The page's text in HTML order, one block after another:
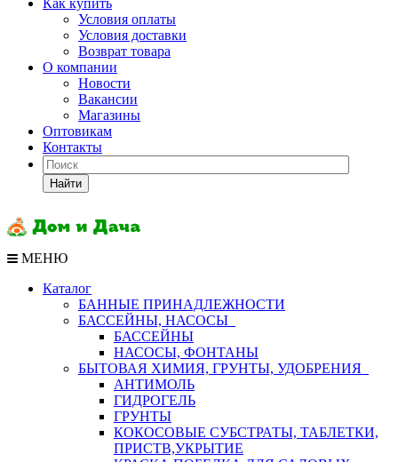
Как купить
Условия оплаты
Условия доставки
Возврат товара
О компании
Новости
Вакансии
Магазины
Оптовикам
Контакты
Найти
МЕНЮ
Каталог
БАННЫЕ ПРИНАДЛЕЖНОСТИ
БАССЕЙНЫ, НАСОСЫ
БАССЕЙНЫ
НАСОСЫ, ФОНТАНЫ
БЫТОВАЯ ХИМИЯ, ГРУНТЫ, УДОБРЕНИЯ
АНТИМОЛЬ
ГИДРОГЕЛЬ
ГРУНТЫ
КОКОСОВЫЕ СУБСТРАТЫ, ТАБЛЕТКИ,
ПРИСТВ,УКРЫТИЕ